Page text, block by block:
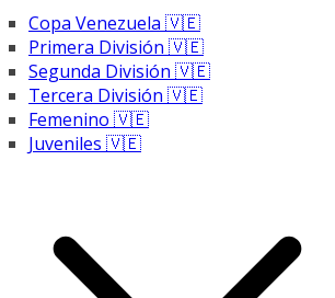
Copa Venezuela 🇻🇪
Primera División 🇻🇪
Segunda División 🇻🇪
Tercera División 🇻🇪
Femenino 🇻🇪
Juveniles 🇻🇪